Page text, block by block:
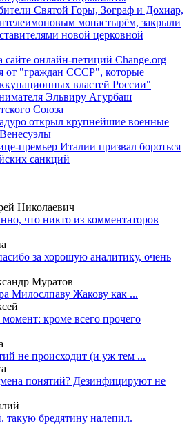
Святой Горы, Зограф и Дохиар,
монастырём, закрыли
новой церковной
сайте онлайн-петиций Change.org
от "граждан СССР", которые
властей России"
Эльвиру Агурбаш
Союза
открыл крупнейшие военные
премьер Италии призвал бороться
санкций
Николаевич
что никто из комментаторов
за хорошую аналитику, очень
Муратов
Милослпаву Жакову как ...
кроме всего прочего
не происходит (и уж тем ...
понятий? Дезинфицируют не
такую бредятину налепил.